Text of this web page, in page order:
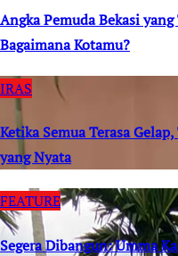
Angka Pemuda Bekasi
Bagaimana Kotamu?
IRAS
Ketika Semua Terasa
yang Nyata
FEATURE
Segera Dibangun: Umma